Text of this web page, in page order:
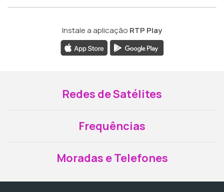
Instale a aplicação RTP Play
Redes de Satélites
Frequências
Moradas e Telefones